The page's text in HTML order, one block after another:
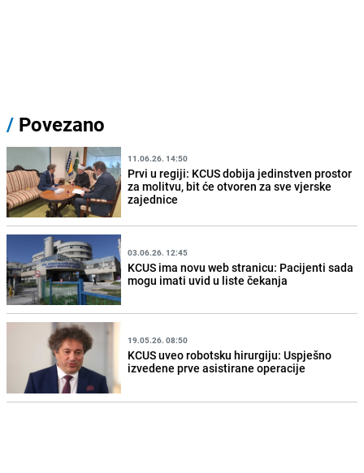
/ Povezano
11.06.26. 14:50
Prvi u regiji: KCUS dobija jedinstven prostor
za molitvu, bit će otvoren za sve vjerske
zajednice
03.06.26. 12:45
KCUS ima novu web stranicu: Pacijenti sada
mogu imati uvid u liste čekanja
19.05.26. 08:50
KCUS uveo robotsku hirurgiju: Uspješno
izvedene prve asistirane operacije